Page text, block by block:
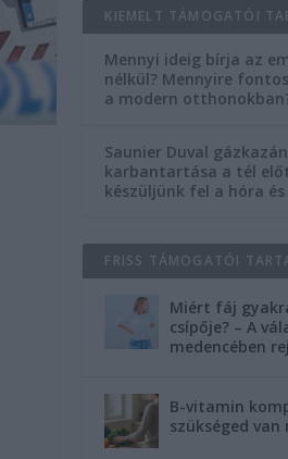
KIEMELT TÁMOGATÓI
Mennyi ideig bírja az
nélkül? Mennyire
a modern
Saunier Duval gázkazán
karbantartása a tél
készüljünk fel a hóra
FRISS TÁMOGATÓI
Miért fáj
csípője? – A
medencében
B-vitamin
szükséged van